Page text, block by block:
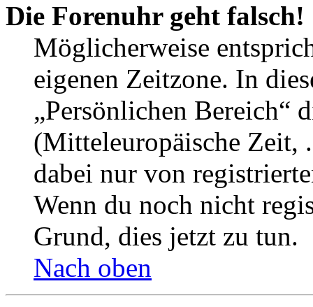
Die Forenuhr geht falsch!
Möglicherweise
eigenen Zeitzone. In
„Persönlichen Bereich“
(Mitteleuropäische Zeit,
dabei nur von
Wenn du noch nicht
Grund, dies jetzt zu tun.
Nach oben